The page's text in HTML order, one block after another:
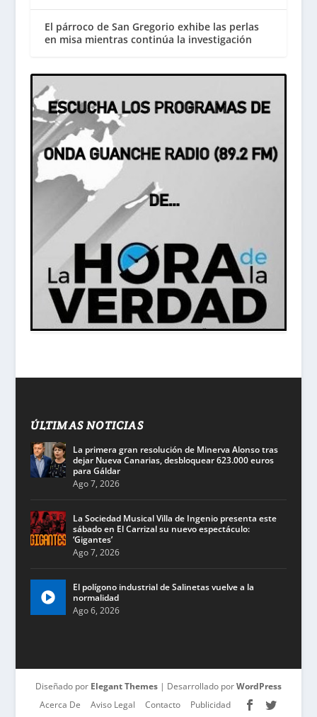
El párroco de San Gregorio exhibe las perlas
en misa mientras continúa la investigación
ÚLTIMAS NOTICIAS
La primera gran resolución de Minerva Alonso tras
dejar Nueva Canarias, desbloquear 623.000 euros
para Gáldar
Ago 7, 2026
La Sociedad Musical Villa de Ingenio presenta este
sábado en El Carrizal su nuevo espectáculo:
‘Gigantes’
Ago 7, 2026
El polígono industrial de Salinetas vuelve a la
normalidad
Ago 6, 2026
Diseñado por Elegant Themes| Desarrollado porWordPress
Acerca De
Aviso Legal Contacto Publicidad